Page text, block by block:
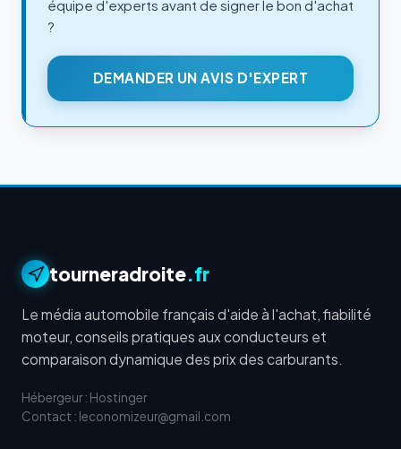
équipe d'experts avant de signer le bon d'achat
?
DEMANDER UN AVIS D'EXPERT
tourneradroite.fr
Le média automobile français d'aide à l'achat, fiabilité
moteur, conseils pratiques aux conducteurs et
comparaison dynamique des prix des carburants.
Hébergeur : Hostinger
Contact : leconomizeur@gmail.com